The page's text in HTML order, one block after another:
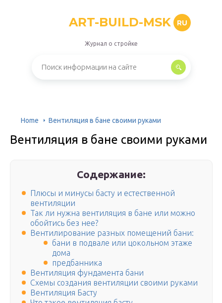
ART-BUILD-MSK RU
Журнал о стройке
Home Вентиляция в бане своими руками
Вентиляция в бане своими руками
Содержание:
Плюсы и минусы басту и естественной
вентиляции
Так ли нужна вентиляция в бане или можно
обойтись без нее?
Вентилирование разных помещений бани:
бани в подвале или цокольном этаже
дома
предбанника
Вентиляция фундамента бани
Схемы создания вентиляции своими руками
Вентиляция Басту